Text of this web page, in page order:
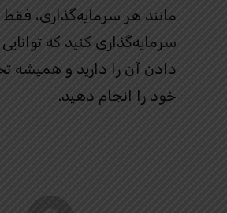
مانند هر سرمایه‌گذاری، فقط
سرمایه‌گذاری کنید که
دادن آن را دارید و همیشه
خود را انجام دهید.